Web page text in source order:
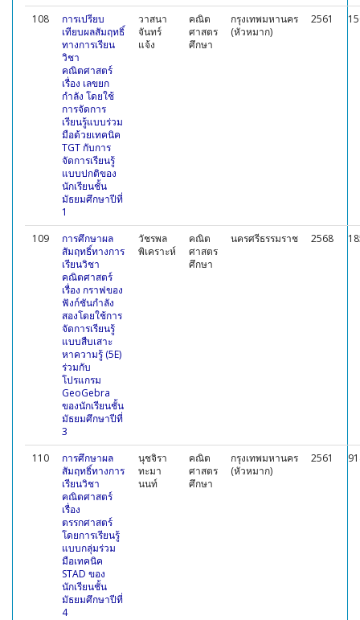
108
การเปรียบ
เทียบผลสัมฤทธิ์
ทางการเรียน
วิชา
คณิตศาสตร์
เรื่อง เลขยก
กำลัง โดยใช้
การจัดการ
เรียนรู้แบบร่วม
มือด้วยเทคนิค
TGT กับการ
จัดการเรียนรู้
แบบปกติของ
นักเรียนชั้น
มัธยมศึกษาปีที่
1
วาสนา
จันทร์
แจ้ง
คณิต
ศาสตร
ศึกษา
กรุงเทพมหานคร
(หัวหมาก)
2561
109
การศึกษาผล
สัมฤทธิ์ทางการ
เรียนวิชา
คณิตศาสตร์
เรื่อง กราฟของ
ฟังก์ชันกำลัง
สองโดยใช้การ
จัดการเรียนรู้
แบบสืบเสาะ
หาความรู้ (5E)
ร่วมกับ
โปรแกรม
GeoGebra
ของนักเรียนชั้น
มัธยมศึกษาปีที่
3
วัชรพล
พิเคราะห์
คณิต
ศาสตร
ศึกษา
นครศรีธรรมราช 2568
110
การศึกษาผล
สัมฤทธิ์ทางการ
เรียนวิชา
คณิตศาสตร์
เรื่อง
ตรรกศาสตร์
โดยการเรียนรู้
แบบกลุ่มร่วม
มือเทคนิค
STAD ของ
นักเรียนชั้น
มัธยมศึกษาปีที่
4
นุชจิรา
ทะมา
นนท์
คณิต
ศาสตร
ศึกษา
กรุงเทพมหานคร
(หัวหมาก)
2561